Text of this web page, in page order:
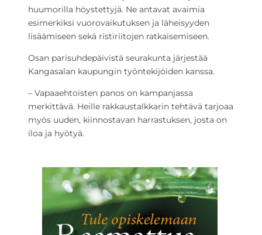
huumorilla höystettyjä. Ne antavat avaimia
esimerkiksi vuorovaikutuksen ja läheisyyden
lisäämiseen sekä ristiriitojen ratkaisemiseen.
Osan parisuhdepäivistä seurakunta järjestää
Kangasalan kaupungin työntekijöiden kanssa.
– Vapaaehtoisten panos on kampanjassa
merkittävä. Heille rakkaustalkkarin tehtävä tarjoaa
myös uuden, kiinnostavan harrastuksen, josta on
iloa ja hyötyä.